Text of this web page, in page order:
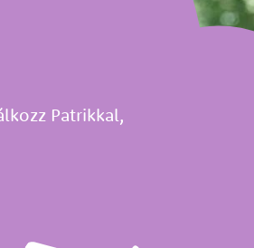
Patrikkal,